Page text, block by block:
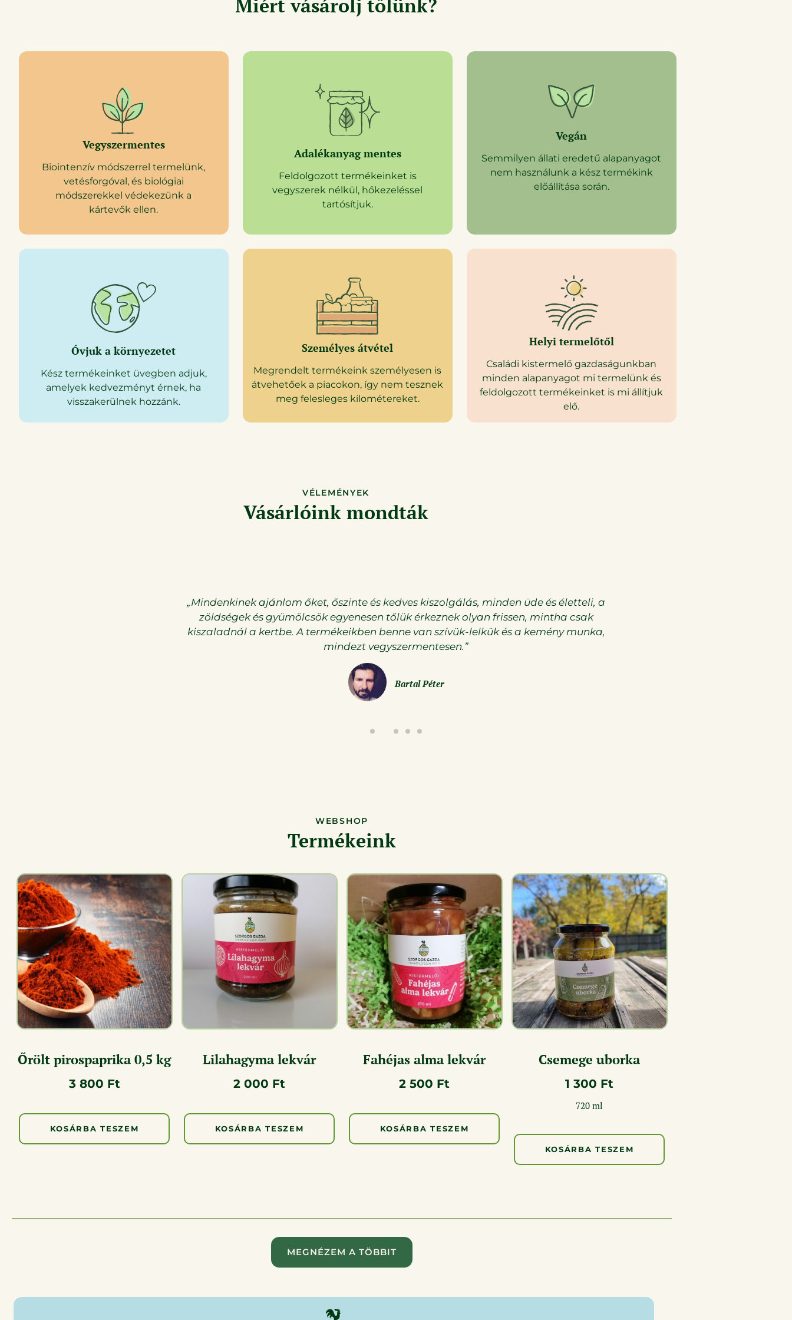
gyümölcsökből
Miért vásárolj tőlünk?
Vegyszermentes
Biointenzív módszerrel termelünk,
vetésforgóval, és biológiai
módszerekkel védekezünk a
kártevők ellen.
Adalékanyag mentes
Feldolgozott termékeinket is
vegyszerek nélkül, hőkezeléssel
tartósítjuk.
Vegán
Semmilyen állati eredetű alapanyagot
nem használunk a kész termékink
előállítása során.
Óvjuk a környezetet
Kész termékeinket üvegben adjuk,
amelyek kedvezményt érnek, ha
visszakerülnek hozzánk.
Személyes átvétel
Megrendelt termékeink személyesen is
átvehetőek a piacokon, így nem tesznek
meg felesleges kilométereket.
Helyi termelőtől​
Családi kistermelő gazdaságunkban
minden alapanyagot mi termelünk és
feldolgozott termékeinket is mi állítjuk
elő.
VÉLEMÉNYEK
Vásárlóink mondták
„Mindenkinek ajánlom őket, őszinte és kedves kiszolgálás, minden üde és életteli, a
zöldségek és gyümölcsök egyenesen tőlük érkeznek olyan frissen, mintha csak
kiszaladnál a kertbe. A termékeikben benne van szívük-lelkük és a kemény munka,
mindezt vegyszermentesen.”
Bartal Péter
WEBSHOP
Termékeink
RÉSZLETEK
Őrölt pirospaprika 0,5 kg
3 800 Ft
KOSÁRBA TESZEM
Lilahagyma lekvár
2 000 Ft
KOSÁRBA TESZEM
RÉSZLETEK
Fahéjas alma lekvár
2 500 Ft
KOSÁRBA TESZEM
RÉSZLETEK
Csemege uborka
1 300 Ft
720 ml
KOSÁRBA TESZEM
MEGNÉZEM A TÖBBIT